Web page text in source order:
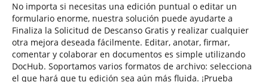
No importa si necesitas una edición puntual o editar un
formulario enorme, nuestra solución puede ayudarte a
Finaliza la Solicitud de Descanso Gratis y realizar cualquier
otra mejora deseada fácilmente. Editar, anotar, firmar,
comentar y colaborar en documentos es simple utilizando
DocHub. Soportamos varios formatos de archivo: selecciona
el que hará que tu edición sea aún más fluida. ¡Prueba